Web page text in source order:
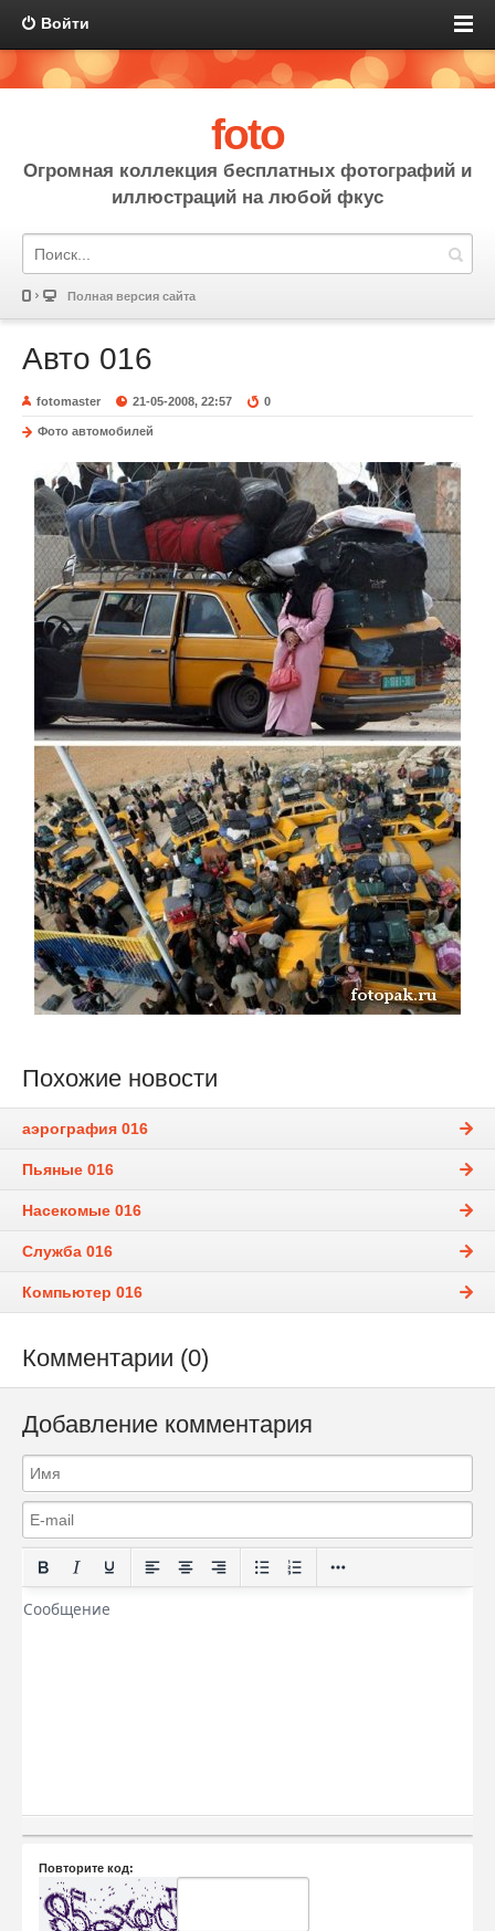
Войти
foto
Огромная коллекция бесплатных фотографий и
иллюстраций на любой фкус
Полная версия сайта
Авто 016
fotomaster 21-05-2008, 22:57 0
Фото автомобилей
Похожие новости
аэрография 016
Пьяные 016
Насекомые 016
Служба 016
Компьютер 016
Комментарии (0)
Добавление комментария
Повторите код: